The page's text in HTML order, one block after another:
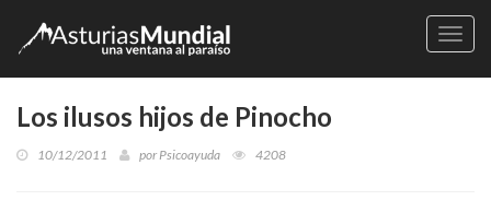
Los ilusos hijos de Pinocho
10/12/2011 porPsicoayuda 4208